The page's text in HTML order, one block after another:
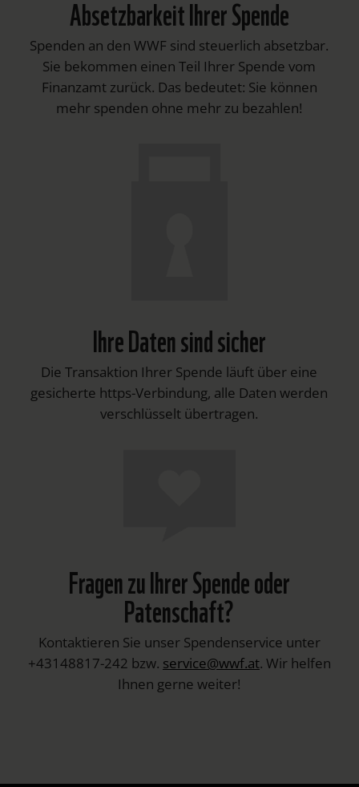
Absetzbarkeit Ihrer Spende
Spenden an den WWF sind steuerlich absetzbar.
Sie bekommen einen Teil Ihrer Spende vom
Finanzamt zurück. Das bedeutet: Sie können
mehr spenden ohne mehr zu bezahlen!
Ihre Daten sind sicher
Die Transaktion Ihrer Spende läuft über eine
gesicherte https-Verbindung, alle Daten werden
verschlüsselt übertragen.
Fragen zu Ihrer Spende oder
Patenschaft?
Kontaktieren Sie unser Spendenservice unter
+43148817-242 bzw. service@wwf.at. Wir helfen
Ihnen gerne weiter!